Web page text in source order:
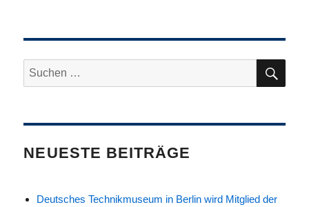
Suche
nach:
NEUESTE BEITRÄGE
Deutsches Technikmuseum in Berlin wird Mitglied der